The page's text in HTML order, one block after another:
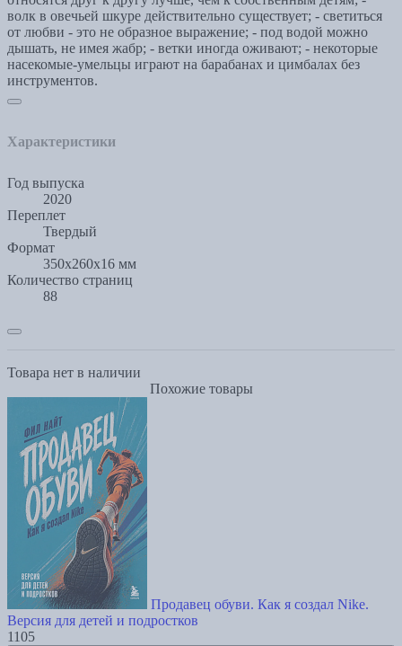
волк в овечьей шкуре действительно существует; - светиться
от любви - это не образное выражение; - под водой можно
дышать, не имея жабр; - ветки иногда оживают; - некоторые
насекомые-умельцы играют на барабанах и цимбалах без
инструментов.
Характеристики
Год выпуска
2020
Переплет
Твердый
Формат
350x260x16 мм
Количество страниц
88
Товара нет в наличии
Похожие товары
Продавец обуви. Как я создал Nike.
Версия для детей и подростков
1105